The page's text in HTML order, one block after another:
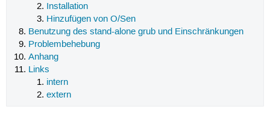
Installation
Hinzufügen von O/Sen
Benutzung des stand-alone grub und Einschränkungen
Problembehebung
Anhang
Links
intern
extern